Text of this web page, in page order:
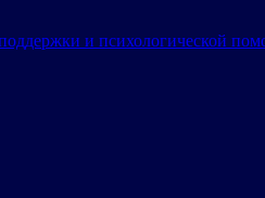
и психологической